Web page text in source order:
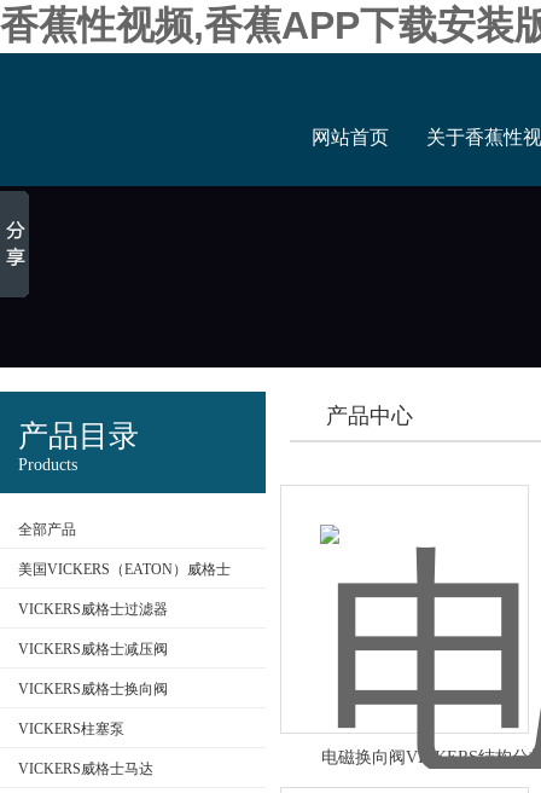
香蕉性视频,香蕉APP下载安装
网站首页 关于香蕉性
产品目录
Products
全部产品
美国VICKERS（EATON）威格士
VICKERS威格士过滤器
VICKERS威格士减压阀
VICKERS威格士换向阀
VICKERS柱塞泵
VICKERS威格士马达
产品中心
电磁换向阀VICKERS结构分